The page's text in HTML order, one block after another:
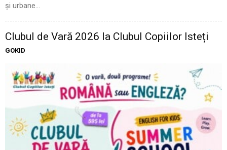
și urbane...
Clubul de Vară 2026 la Clubul Copiilor Isteți
GOKID